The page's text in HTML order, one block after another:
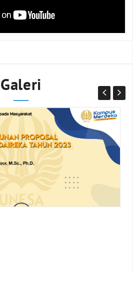
Galeri